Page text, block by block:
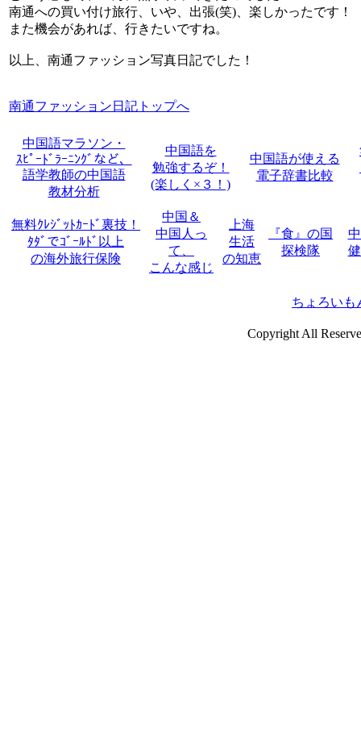
南通への買い付け旅行、いや、出張(笑)、楽しかったです！
また機会があれば、行きたいですね。
以上、南通ファッション写真日記でした！
南通ファッション日記トップへ
中国語マラソン・
ｽﾋﾟｰﾄﾞﾗｰﾆﾝｸﾞなど、
語学教師の中国語
教材分析
中国語を
勉強するぞ！
(楽しく×３！)
中国語が使える
電子辞書比較
無料ｸﾚｼﾞｯﾄｶｰﾄﾞ裏技！
ﾀﾀﾞでｺﾞｰﾙﾄﾞ以上
の海外旅行保険
中国＆
中国人っ
て、
こんな感じ
上海
生活
の知恵
『食』の国
探検隊
ちょろいも
Copyright All